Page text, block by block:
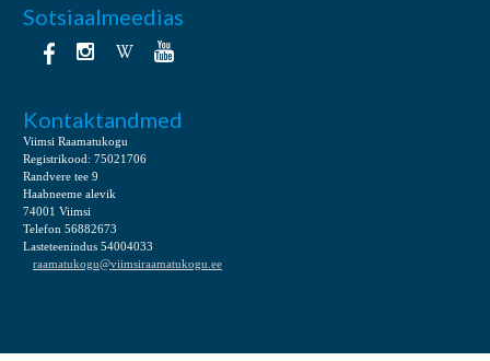
Sotsiaalmeedias
Kontaktandmed
Viimsi Raamatukogu
Registrikood: 75021706
Randvere tee 9
Haabneeme alevik
74001 Viimsi
Telefon 56882673
Lasteteenindus 54004033
raamatukogu@viimsiraamatukogu.ee